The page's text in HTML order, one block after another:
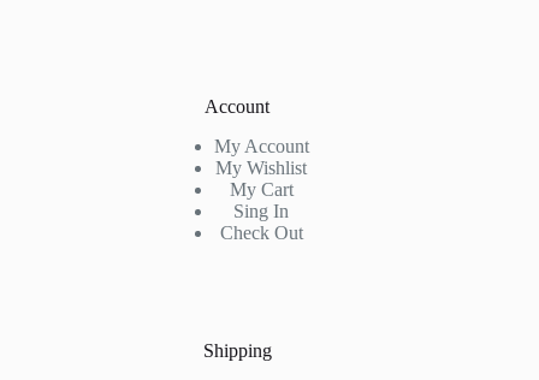
Account
My Account
My Wishlist
My Cart
Sing In
Check Out
Shipping